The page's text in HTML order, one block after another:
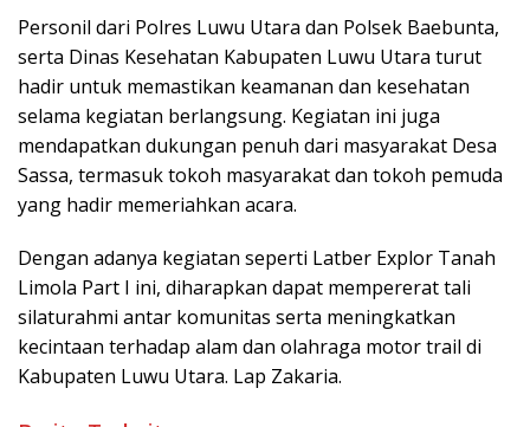
Personil dari Polres Luwu Utara dan Polsek Baebunta,
serta Dinas Kesehatan Kabupaten Luwu Utara turut
hadir untuk memastikan keamanan dan kesehatan
selama kegiatan berlangsung. Kegiatan ini juga
mendapatkan dukungan penuh dari masyarakat Desa
Sassa, termasuk tokoh masyarakat dan tokoh pemuda
yang hadir memeriahkan acara.
Dengan adanya kegiatan seperti Latber Explor Tanah
Limola Part I ini, diharapkan dapat mempererat tali
silaturahmi antar komunitas serta meningkatkan
kecintaan terhadap alam dan olahraga motor trail di
Kabupaten Luwu Utara. Lap Zakaria.